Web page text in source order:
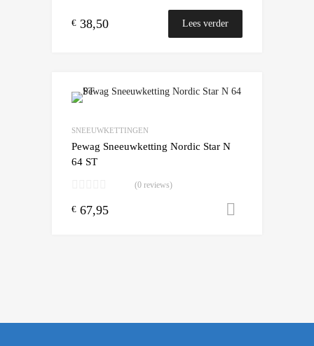
€ 38,50 Lees verder
SNEEUWKETTINGEN
Pewag Sneeuwketting Nordic Star N
64 ST
(0 reviews)
€ 67,95